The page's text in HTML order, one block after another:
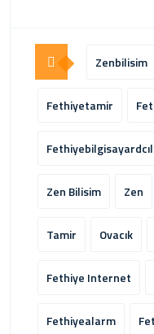
Zenbilisim
Fethiyetamir
Zen Bilisim Zen
Tamir Ovacık
Fethiye Internet
Fethiyealarm